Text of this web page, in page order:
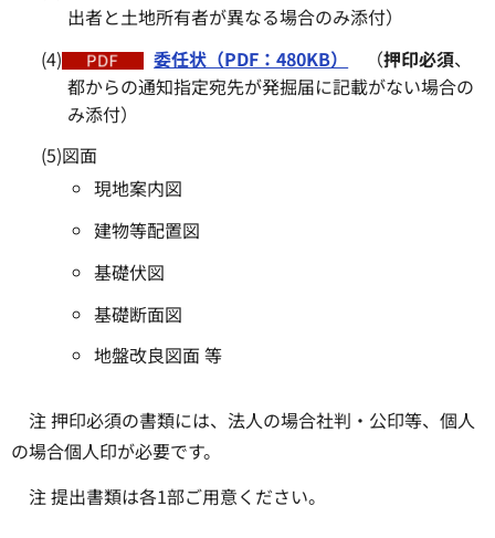
出者と土地所有者が異なる場合のみ添付）
(4)
委任状（PDF：480KB） （押印必須、
都からの通知指定宛先が発掘届に記載がない場合の
み添付）
(5)図面
現地案内図
建物等配置図
基礎伏図
基礎断面図
地盤改良図面 等
注 押印必須の書類には、法人の場合社判・公印等、個人
の場合個人印が必要です。
注 提出書類は各1部ご用意ください。